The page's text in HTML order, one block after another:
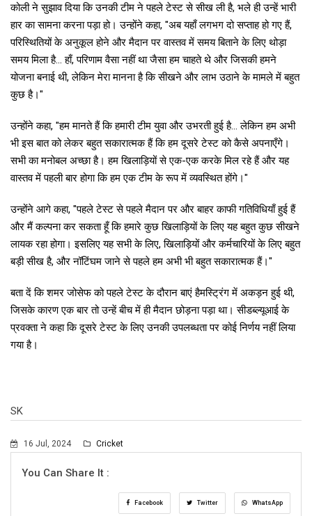
कोली ने सुझाव दिया कि उनकी टीम ने पहले टेस्ट से सीख ली है, भले ही उन्हें भारी
हार का सामना करना पड़ा हो। उन्होंने कहा, "अब यहाँ लगभग दो सप्ताह हो गए हैं,
परिस्थितियों के अनुकूल होने और मैदान पर वास्तव में समय बिताने के लिए थोड़ा
समय मिला है... हाँ, परिणाम वैसा नहीं था जैसा हम चाहते थे और जिसकी हमने
योजना बनाई थी, लेकिन मेरा मानना ​​है कि सीखने और लाभ उठाने के मामले में बहुत
कुछ है।"
उन्होंने कहा, "हम मानते हैं कि हमारी टीम युवा और उभरती हुई है... लेकिन हम अभी
भी इस बात को लेकर बहुत सकारात्मक हैं कि हम दूसरे टेस्ट को कैसे अपनाएँगे।
सभी का मनोबल अच्छा है। हम खिलाड़ियों से एक-एक करके मिल रहे हैं और यह
वास्तव में पहली बार होगा कि हम एक टीम के रूप में व्यवस्थित होंगे।"
उन्होंने आगे कहा, "पहले टेस्ट से पहले मैदान पर और बाहर काफी गतिविधियाँ हुई हैं
और मैं कल्पना कर सकता हूँ कि हमारे कुछ खिलाड़ियों के लिए यह बहुत कुछ सीखने
लायक रहा होगा। इसलिए यह सभी के लिए, खिलाड़ियों और कर्मचारियों के लिए बहुत
बड़ी सीख है, और नॉटिंघम जाने से पहले हम अभी भी बहुत सकारात्मक हैं।"
बता दें कि शमर जोसेफ को पहले टेस्ट के दौरान बाएं हैमस्ट्रिंग में अकड़न हुई थी,
जिसके कारण एक बार तो उन्हें बीच में ही मैदान छोड़ना पड़ा था। सीडब्ल्यूआई के
प्रवक्ता ने कहा कि दूसरे टेस्ट के लिए उनकी उपलब्धता पर कोई निर्णय नहीं लिया
गया है।
SK
16 Jul, 2024 Cricket
You Can Share It :
Facebook Twitter WhatsApp